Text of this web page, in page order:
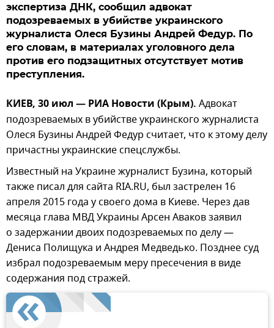
экспертиза ДНК, сообщил адвокат
подозреваемых в убийстве украинского
журналиста Олеся Бузины Андрей Федур. По
его словам, в материалах уголовного дела
против его подзащитных отсутствует мотив
преступления.
КИЕВ, 30 июл — РИА Новости (Крым). Адвокат
подозреваемых в убийстве украинского журналиста
Олеся Бузины Андрей Федур считает, что к этому делу
причастны украинские спецслужбы.
Известный на Украине журналист Бузина, который
также писал для сайта RIA.RU, был застрелен 16
апреля 2015 года у своего дома в Киеве. Через дав
месяца глава МВД Украины Арсен Аваков заявил
о задержании двоих подозреваемых по делу —
Дениса Полищука и Андрея Медведько. Позднее суд
избрал подозреваемым меру пресечения в виде
содержания под стражей.